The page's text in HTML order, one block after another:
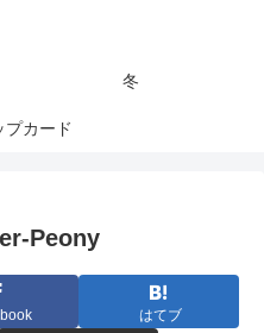
冬
プカード
Peony
はてブ